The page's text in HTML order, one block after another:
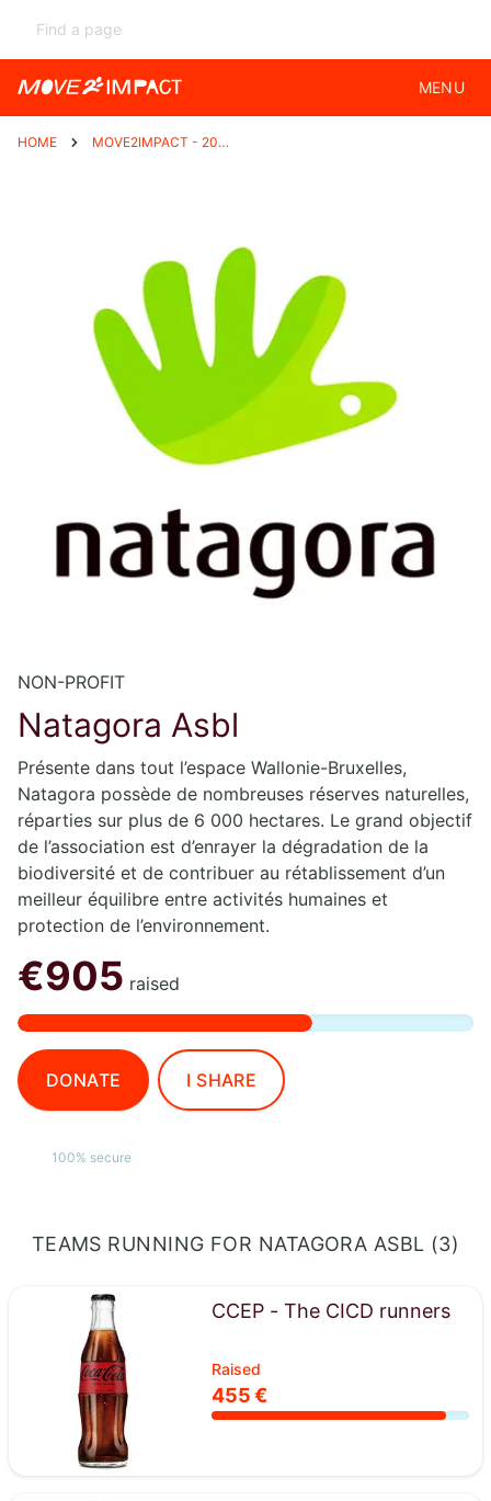
MENU
HOME MOVE2IMPACT - 2026
NON-PROFIT
Natagora Asbl
Présente dans tout l’espace Wallonie-Bruxelles,
Natagora possède de nombreuses réserves naturelles,
réparties sur plus de 6 000 hectares. Le grand objectif
de l’association est d’enrayer la dégradation de la
biodiversité et de contribuer au rétablissement d’un
meilleur équilibre entre activités humaines et
protection de l’environnement.
€905 raised
DONATE
100% secure
I SHARE
TEAMS RUNNING FOR NATAGORA ASBL (3)
CCEP - The CICD runners
Raised
455 €